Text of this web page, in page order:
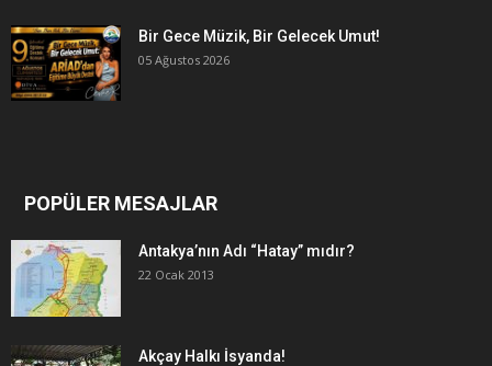
Bir Gece Müzik, Bir Gelecek Umut!
05 Ağustos 2026
POPÜLER MESAJLAR
Antakya’nın Adı “Hatay” mıdır?
22 Ocak 2013
Akçay Halkı İsyanda!